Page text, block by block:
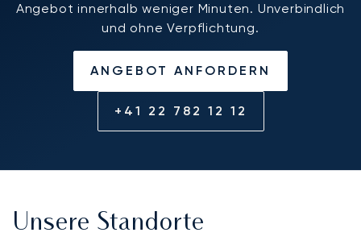
Angebot innerhalb weniger Minuten. Unverbindlich
und ohne Verpflichtung.
ANGEBOT ANFORDERN
+41 22 782 12 12
Unsere Standorte